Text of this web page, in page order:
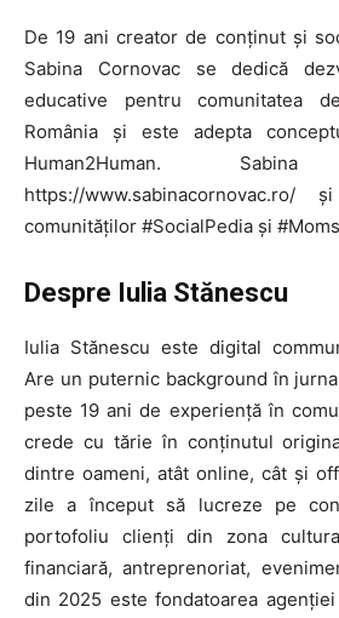
NEWS
E-COMMERCE
EVENIMENTE
MARKETING
LEGAL & DP
STUDIES
CONTACT
De 19 ani creator de conținut și
Sabina Cornovac se dedică
educative pentru comunitatea
România și este adepta
Human2Human.
https://www.sabinacornovac.ro/
comunităților #SocialPedia și
Despre Iulia Stănescu
Iulia Stănescu este digital
Are un puternic background în
peste 19 ani de experiență în
crede cu tărie în conținutul
dintre oameni, atât online, cât și
zile a început să lucreze pe
portofoliu clienți din zona
financiară, antreprenoriat,
din 2025 este fondatoarea